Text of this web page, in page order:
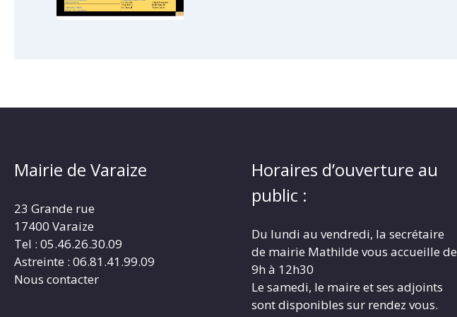
Mairie de Varaize
23 Grande rue
17400 Varaize
Tel : 05.46.26.30.09
Astreinte : 06.81.41.99.09
Nous contacter
Horaires d’ouverture au
public :
Du lundi au vendredi, la secrétaire
de mairie Mathilde vous accueille de
9h à 12h30
Le samedi, le maire et ses adjoints
sont disponibles sur rendez vous.